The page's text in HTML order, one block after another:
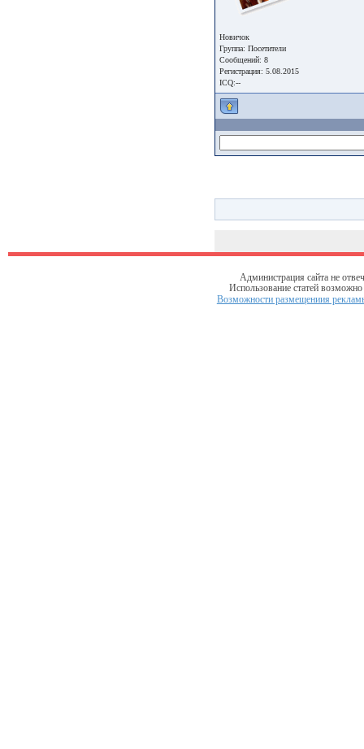
Новичок
Группа: Посетители
Сообщений: 8
Регистрация: 5.08.2015
ICQ:--
Администрация сайта не
Использование статей
Возможности размещениия